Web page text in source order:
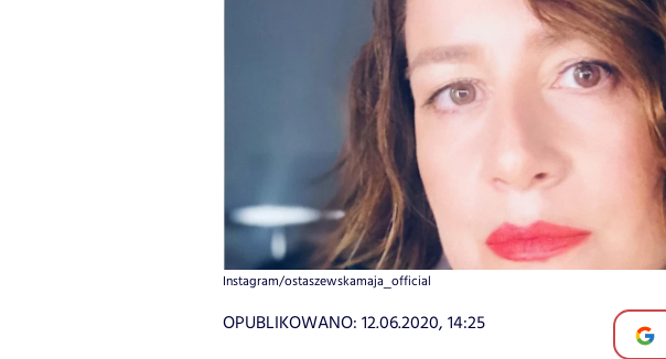
Instagram/ostaszewskamaja_official
OPUBLIKOWANO: 12.06.2020, 14:25